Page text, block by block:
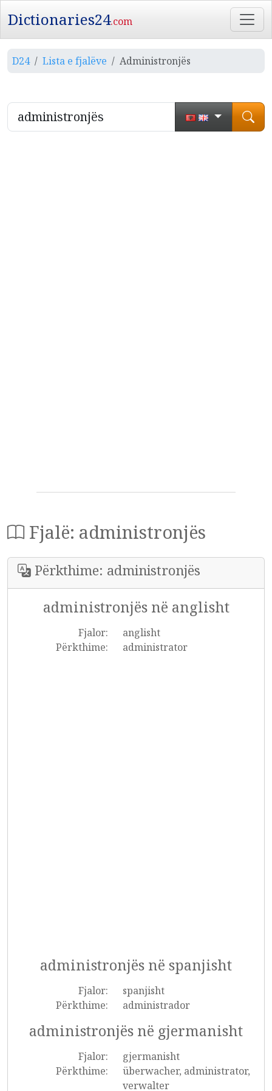
Dictionaries24.com
D24 Lista e fjalëve Administronjës
Fjalë: administronjës
Përkthime: administronjës
administronjës në anglisht
Fjalor:
anglisht
Përkthime:
administrator
administronjës në spanjisht
Fjalor:
spanjisht
Përkthime:
administrador
administronjës në gjermanisht
Fjalor:
gjermanisht
Përkthime:
überwacher, administrator,
verwalter